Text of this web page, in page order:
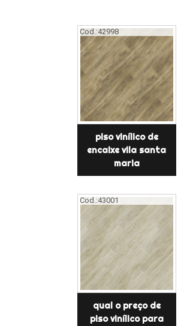
Cod.:42998
piso vinílico de
encaixe vila santa
maria
Cod.:43001
qual o preço de
piso vinílico para